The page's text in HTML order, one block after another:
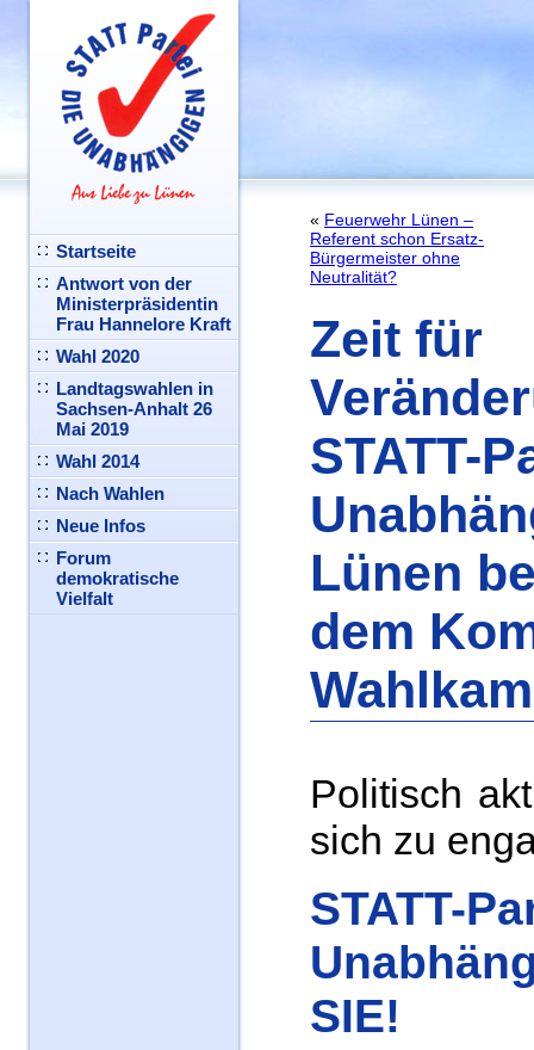
Startseite
Antwort von der
Ministerpräsidentin
Frau Hannelore Kraft
Wahl 2020
Landtagswahlen in
Sachsen-Anhalt 26
Mai 2019
Wahl 2014
Nach Wahlen
Neue Infos
Forum
demokratische
Vielfalt
« Feuerwehr Lünen –
Referent schon Ersatz-
Bürgermeister ohne
Neutralität?
Zeit für
STATT-
Lünen
dem
Politisch
sich zu
STATT-
SIE!